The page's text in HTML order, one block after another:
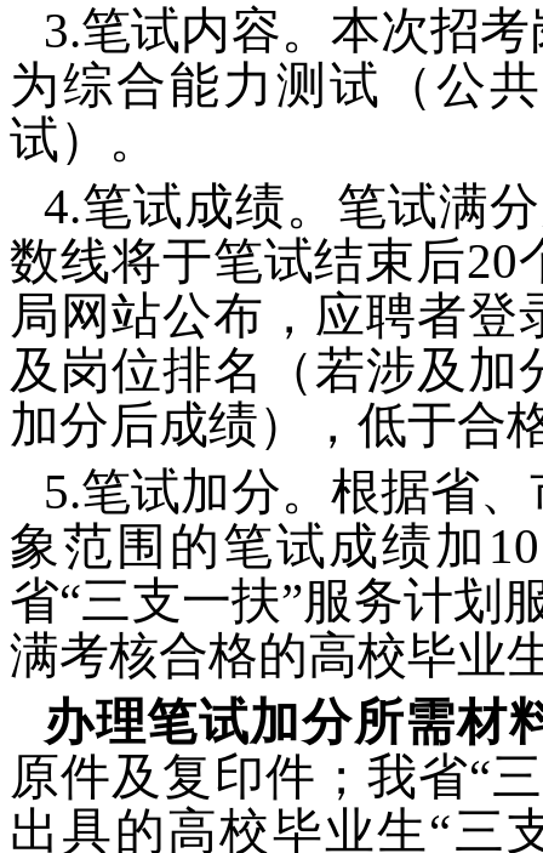
3.笔试内容。本次招
为综合能力测试（公
试）。
4.笔试成绩。笔试满
数线将于笔试结束后
局网站公布，应聘者
及岗位排名（若涉及加
加分后成绩），低于合
5.笔试加分。根据省
象范围的笔试成绩加
省“三支一扶”服务计划
满考核合格的高校毕业
办理笔试加分所需材
原件及复印件；我省“
出具的高校毕业生“三